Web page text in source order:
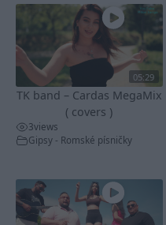
05:29
TK band – Cardas MegaMix
( covers )
3views
Gipsy - Romské písničky